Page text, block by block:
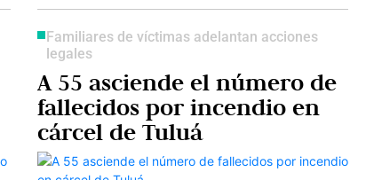
Familiares de víctimas adelantan acciones
legales
A 55 asciende el número de
fallecidos por incendio en
cárcel de Tuluá